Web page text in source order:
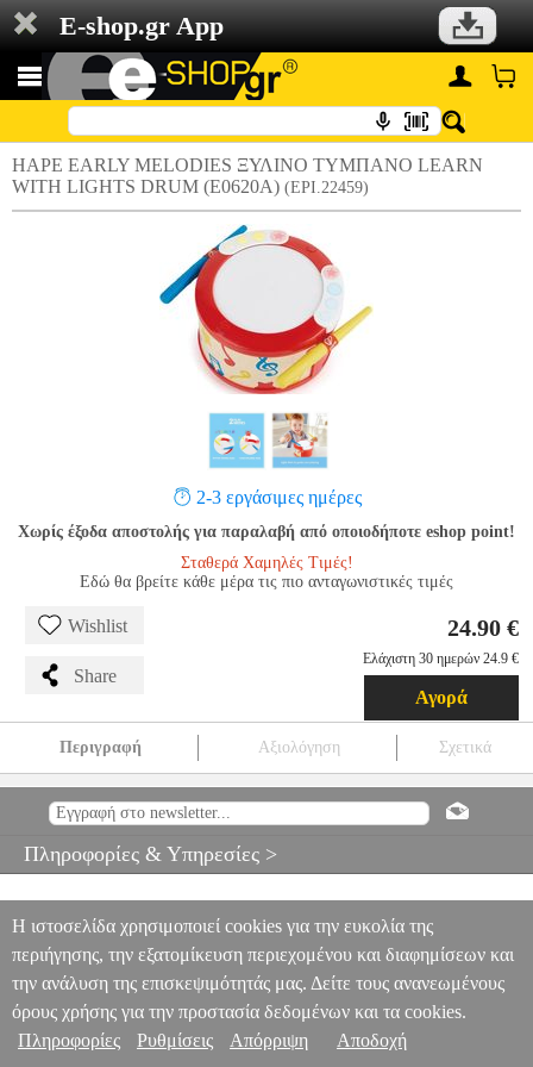
E-shop.gr App
HAPE EARLY MELODIES ΞΥΛΙΝΟ ΤΥΜΠΑΝΟ LEARN
WITH LIGHTS DRUM (E0620A) (EPI.22459)
2-3 εργάσιμες ημέρες
Χωρίς έξοδα αποστολής για παραλαβή από οποιοδήποτε eshop point!
Σταθερά Χαμηλές Τιμές!
Εδώ θα βρείτε κάθε μέρα τις πιο ανταγωνιστικές τιμές
Wishlist
Share
24.90 €
Ελάχιστη 30 ημερών 24.9 €
Αγορά
Περιγραφή Αξιολόγηση Σχετικά
LIGHTS DRUM (E0620A)
HAPE HAPE
ΤΥΜΠΑΝΟ LEARN WITH LIGHTS DRUM (E0620A)
Πληροφορίες & Υπηρεσίες >
Η ιστοσελίδα χρησιμοποιεί cookies για την ευκολία της
περιήγησης, την εξατομίκευση περιεχομένου και διαφημίσεων και
την ανάλυση της επισκεψιμότητάς μας. Δείτε τους ανανεωμένους
όρους χρήσης για την προστασία δεδομένων και τα cookies.
Πληροφορίες
Ρυθμίσεις Απόρριψη Αποδοχή